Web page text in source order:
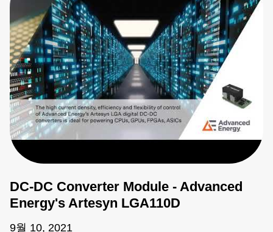
DC-DC Converter Module - Advanced
Energy's Artesyn LGA110D
9월 10, 2021